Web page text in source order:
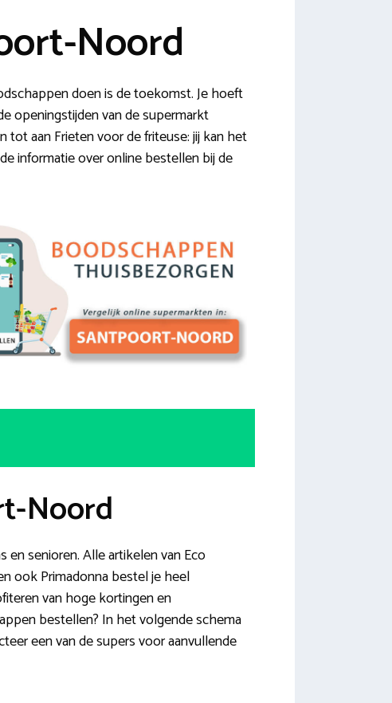
Noord
doen is de toekomst. Je hoeft
openingstijden van de supermarkt
aan Frieten voor de friteuse: jij kan het
informatie over online bestellen bij de
Noord
senioren. Alle artikelen van Eco
ook Primadonna bestel je heel
van hoge kortingen en
bestellen? In het volgende schema
een van de supers voor aanvullende